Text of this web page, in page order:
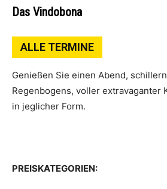
Das Vindobona
ALLE TERMINE
Genie­ßen Sie einen Abend,
Regen­bo­gens, vol­ler extra­va­gan­ter
in jeg­li­cher Form.
PREISKATEGORIEN: